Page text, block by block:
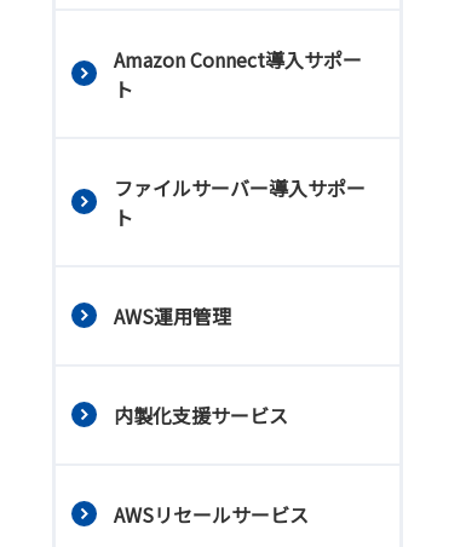
Amazon Connect導入サポー
ト
ファイルサーバー導入サポー
ト
AWS運用管理
内製化支援サービス
AWSリセールサービス